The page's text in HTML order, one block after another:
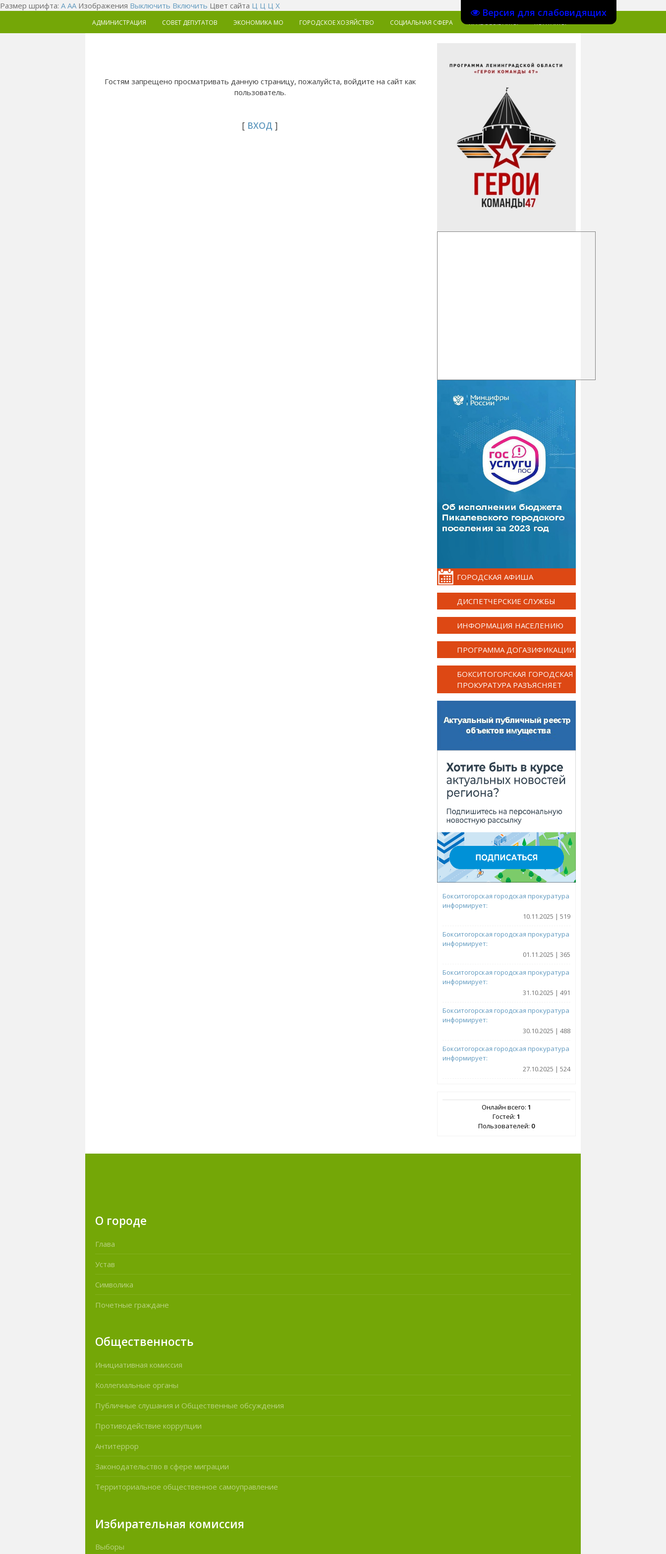
Версия для слабовидящих
Размер шрифта: A AAИзображения Выключить Включить Цвет сайта Ц Ц Ц Х
АДМИНИСТРАЦИЯ СОВЕТ ДЕПУТАТОВ ЭКОНОМИКА MO ГОРОДСКОЕ ХОЗЯЙСТВО СОЦИАЛЬНАЯ СФЕРА ПРАВОВЫЕ АКТЫ КОНТАКТЫ
Гостям запрещено просматривать данную страницу, пожалуйста, войдите на сайт как
пользователь.
[ ВХОД ]
ГОРОДСКАЯ АФИША
ДИСПЕТЧЕРСКИЕ СЛУЖБЫ
ИНФОРМАЦИЯ НАСЕЛЕНИЮ
ПРОГРАММА ДОГАЗИФИКАЦИИ
БОКСИТОГОРСКАЯ ГОРОДСКАЯ
ПРОКУРАТУРА РАЗЪЯСНЯЕТ
Бокситогорская городская прокуратура
информирует:
10.11.2025 | 519
Бокситогорская городская прокуратура
информирует:
01.11.2025 | 365
Бокситогорская городская прокуратура
информирует:
31.10.2025 | 491
Бокситогорская городская прокуратура
информирует:
30.10.2025 | 488
Бокситогорская городская прокуратура
информирует:
27.10.2025 | 524
Онлайн всего: 1
Гостей: 1
Пользователей: 0
О городе
Глава
Устав
Символика
Почетные граждане
Общественность
Инициативная комиссия
Коллегиальные органы
Публичные слушания и Общественные обсуждения
Противодействие коррупции
Антитеррор
Законодательство в сфере миграции
Территориальное общественное самоуправление
Избирательная комиссия
Выборы